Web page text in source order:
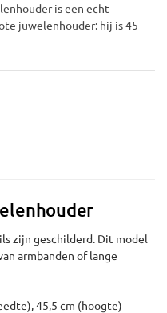
is een echt
juwelenhouder: hij is 45
zijn geschilderd. Dit model
armbanden of lange
45,5 cm (hoogte)